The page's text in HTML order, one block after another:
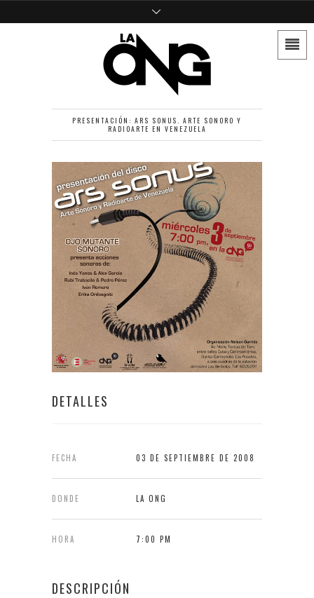
PRESENTACIÓN: ARS SONUS. ARTE SONORO Y
RADIOARTE EN VENEZUELA
DETALLES
FECHA 03 DE SEPTIEMBRE DE 2008
DONDE LA ONG
HORA 7:00 PM
DESCRIPCIÓN